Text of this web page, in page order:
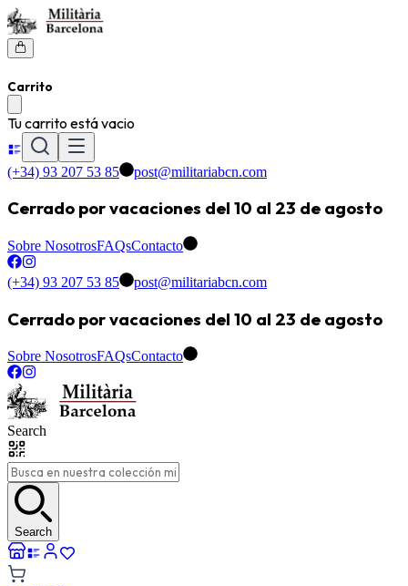
Carrito
Tu carrito está vacio
(+34) 93 207 53 85 post@militariabcn.com
Cerrado por vacaciones del 10 al 23 de agosto
Sobre NosotrosFAQsContacto
(+34) 93 207 53 85 post@militariabcn.com
Cerrado por vacaciones del 10 al 23 de agosto
Sobre NosotrosFAQsContacto
Search
Search